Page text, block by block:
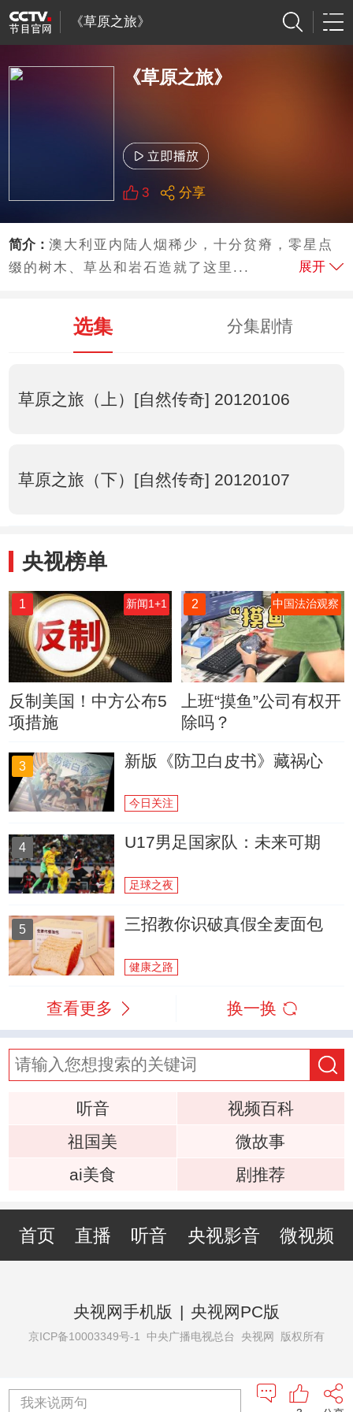
《草原之旅》
《草原之旅》
3 分享
简介：澳大利亚内陆人烟稀少，十分贫瘠，零星点
缀的树木、草丛和岩石造就了这里...
展开
选集 分集剧情
草原之旅（上）[自然传奇] 20120106
草原之旅（下）[自然传奇] 20120107
央视榜单
1 新闻1+1
反制美国！中方公布5
项措施
2 中国法治观察
上班“摸鱼”公司有权开
除吗？
3 新版《防卫白皮书》藏祸心
今日关注
4 U17男足国家队：未来可期
足球之夜
5 三招教你识破真假全麦面包
健康之路
查看更多 换一换
听音
视频百科
祖国美
微故事
ai美食
剧推荐
首页 直播 听音 央视影音 微视频
央视网手机版 | 央视网PC版
京ICP备10003349号-1 中央广播电视总台 央视网 版权所有
我来说两句